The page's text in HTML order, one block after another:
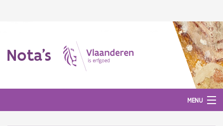
Nota's
MENU